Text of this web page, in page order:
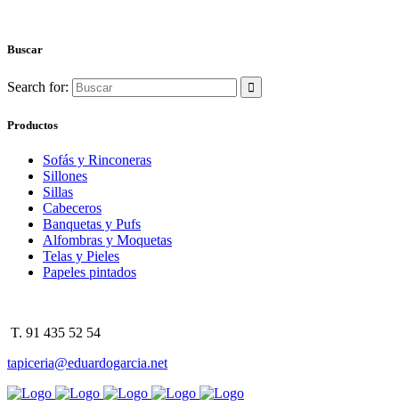
Buscar
Search for:
Productos
Sofás y Rinconeras
Sillones
Sillas
Cabeceros
Banquetas y Pufs
Alfombras y Moquetas
Telas y Pieles
Papeles pintados
T. 91 435 52 54
tapiceria@eduardogarcia.net